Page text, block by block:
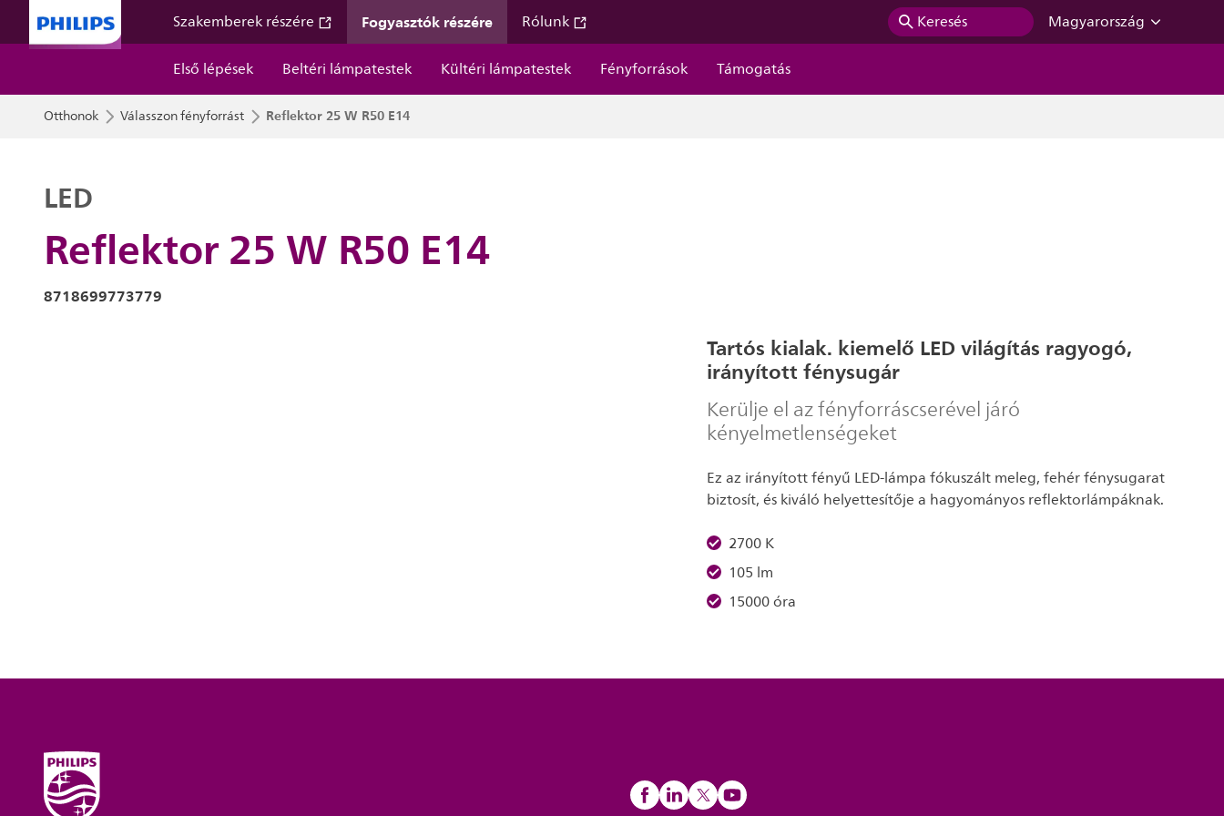
Szakemberek részére Fogyasztók részére Rólunk Keresés
Magyarország
Első lépések
Beltéri lámpatestek Kültéri lámpatestek Fényforrások Támogatás
Otthonok Válasszon fényforrást Reflektor 25 W R50 E14
Reflektor 25 W R50 E14
LED
8718699773779
Tartós kialak. kiemelő LED világítás ragyogó,
irányított fénysugár
Kerülje el az fényforráscserével járó
kényelmetlenségeket
Ez az irányított fényű LED-lámpa fókuszált meleg, fehér fénysugarat
biztosít, és kiváló helyettesítője a hagyományos reflektorlámpáknak.
2700 K
105 lm
15000 óra